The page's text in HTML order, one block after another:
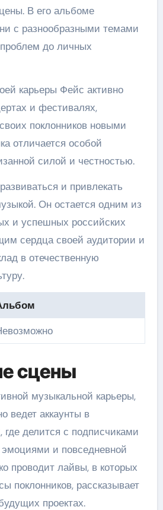
В его альбоме
с разнообразными темами
до личных
карьеры Фейс активно
и фестивалях,
поклонников новыми
отличается особой
силой и честностью.
и привлекать
Он остается одним из
и успешных российских
сердца своей аудитории и
в отечественную
сцены
музыкальной карьеры,
ведет аккаунты в
где делится с подписчиками
и повседневной
проводит лайвы, в которых
поклонников, рассказывает
проектах.